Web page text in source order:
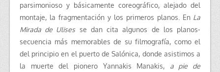
parsimonioso y básicamente coreográfico, alejado del
montaje, la fragmentación y los primeros planos. En La
Mirada de Ulises se dan cita algunos de los planos-
secuencia más memorables de su filmografía, como el
del principio en el puerto de Salónica, donde asistimos a
la muerte del pionero Yannakis Manakis, a pie de